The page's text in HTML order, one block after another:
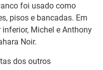
foi usado como
pisos e bancadas. Em
Michel e Anthony
Noir.
dos outros